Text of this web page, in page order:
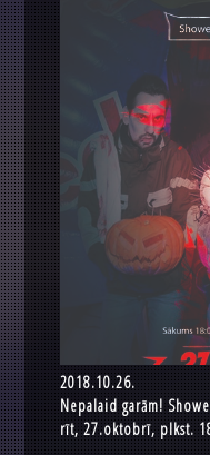
2018.10.26.
Nepalaid garām!
rīt, 27.oktobrī, plkst.